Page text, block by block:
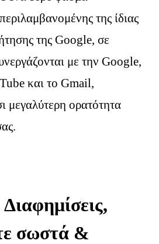
της ίδιας
της Google, σε
με την Google,
και το Gmail,
μεγαλύτερη ορατότητα
σωστά &